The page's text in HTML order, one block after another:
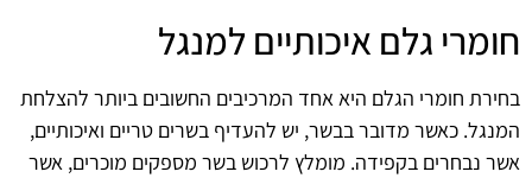
חומרי גלם איכותיים למנגל
בחירת חומרי הגלם היא אחד המרכיבים החשובים ביותר להצלחת
המנגל. כאשר מדובר בבשר, יש להעדיף בשרים טריים ואיכותיים,
אשר נבחרים בקפידה. מומלץ לרכוש בשר מספקים מוכרים, אשר